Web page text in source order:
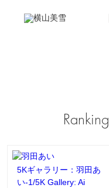
Ranking
5Kギャラリー：羽田あ
い-1/5K Gallery: Ai